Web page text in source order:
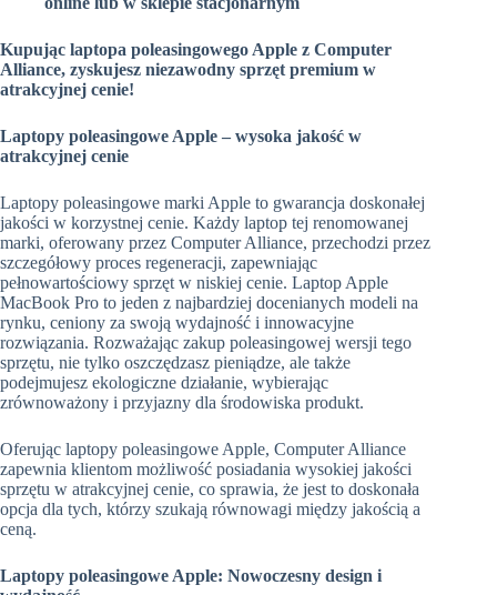
Kupując laptopa poleasingowego Apple z Computer
Alliance, zyskujesz niezawodny sprzęt premium w
atrakcyjnej cenie!
Laptopy poleasingowe Apple – wysoka jakość w
atrakcyjnej cenie
Laptopy poleasingowe marki Apple to gwarancja doskonałej
jakości w korzystnej cenie. Każdy laptop tej renomowanej
marki, oferowany przez Computer Alliance, przechodzi przez
szczegółowy proces regeneracji, zapewniając
pełnowartościowy sprzęt w niskiej cenie. Laptop Apple
MacBook Pro to jeden z najbardziej docenianych modeli na
rynku, ceniony za swoją wydajność i innowacyjne
rozwiązania. Rozważając zakup poleasingowej wersji tego
sprzętu, nie tylko oszczędzasz pieniądze, ale także
podejmujesz ekologiczne działanie, wybierając
zrównoważony i przyjazny dla środowiska produkt.
Oferując laptopy poleasingowe Apple, Computer Alliance
zapewnia klientom możliwość posiadania wysokiej jakości
sprzętu w atrakcyjnej cenie, co sprawia, że jest to doskonała
opcja dla tych, którzy szukają równowagi między jakością a
ceną.
Laptopy poleasingowe Apple: Nowoczesny design i